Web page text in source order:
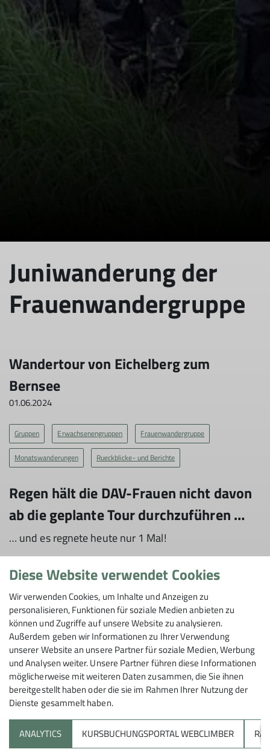
Juniwanderung der
Frauenwandergruppe
Wandertour von Eichelberg zum
Bernsee
01.06.2024
Gruppen Erwachsenengruppen Frauenwandergruppe
Monatswanderungen Rueckblicke- und Berichte
Regen hält die DAV-Frauen nicht davon
ab die geplante Tour durchzuführen …
… und es regnete heute nur 1 Mal!
Pünktlich um 13 Uhr gingen wir, 6 Frauen, gut
ausgerüstet mit Regenkleidung und Schirm, auf die
Tour zum Bernsee. Schließlich wussten wir, dass durch
den Regen ätherische Öle der Pflanzen freigesetzt
werden. Diese wirken sich positiv auf unsere
Atemwege aus und riechen wunderbar. Zudem
verströmen sie einen herrlichen Duft und die Farben
wirken satter und heller.
Zuerst ging es eine Hohl bergauf zu den Windrädern,
wo unser kleiner Zwischenstopp das Naturdenkmal
Diese Website verwendet Cookies
Wir verwenden Cookies, um Inhalte und Anzeigen zu
personalisieren, Funktionen für soziale Medien anbieten zu
können und Zugriffe auf unsere Website zu analysieren.
Außerdem geben wir Informationen zu Ihrer Verwendung
unserer Website an unsere Partner für soziale Medien, Werbung
und Analysen weiter. Unsere Partner führen diese Informationen
möglicherweise mit weiteren Daten zusammen, die Sie ihnen
bereitgestellt haben oder die sie im Rahmen Ihrer Nutzung der
Dienste gesammelt haben.
ANALYTICS KURSBUCHUNGSPORTAL WEBCLIMBER